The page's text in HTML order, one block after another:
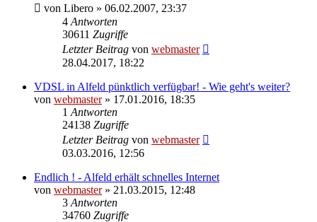
von Libero » 06.02.2007, 23:37
4 Antworten
30611 Zugriffe
Letzter Beitrag von webmaster
28.04.2017, 18:22
VDSL in Alfeld pünktlich verfügbar! - Wie geht's weiter?
von webmaster» 17.01.2016, 18:35
1 Antworten
24138 Zugriffe
Letzter Beitrag von webmaster
03.03.2016, 12:56
Endlich ! - Alfeld erhält schnelles Internet
von webmaster» 21.03.2015, 12:48
3 Antworten
34760 Zugriffe